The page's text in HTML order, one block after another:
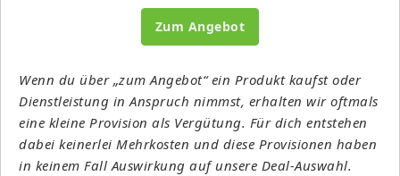
Zum Angebot
Wenn du über „zum Angebot“ ein Produkt kaufst oder
Dienstleistung in Anspruch nimmst, erhalten wir oftmals
eine kleine Provision als Vergütung. Für dich entstehen
dabei keinerlei Mehrkosten und diese Provisionen haben
in keinem Fall Auswirkung auf unsere Deal-Auswahl.